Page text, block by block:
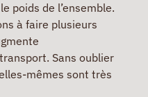
poids de l’ensemble.
à faire plusieurs
Sans oublier
mêmes sont très